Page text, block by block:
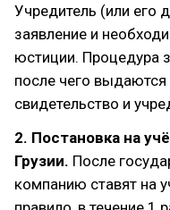
Учредитель (или его
заявление и
юстиции. Процедура
после чего выдаются
свидетельство и
2. Постановка на
Грузии. После
компанию ставят на